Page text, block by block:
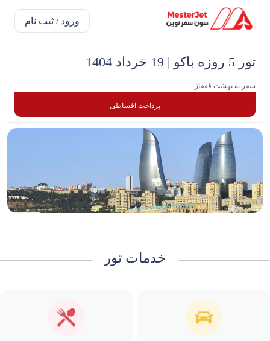
ورود / ثبت نام
تور 5 روزه باکو | 19 خرداد 1404
سفر به بهشت قفقاز
پرداخت اقساطی
خدمات تور